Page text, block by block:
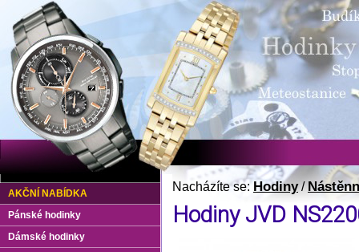
Nacházíte se:Hodiny/
Hodiny JVD
AKČNÍ NABÍDKA
Pánské hodinky
Dámské hodinky